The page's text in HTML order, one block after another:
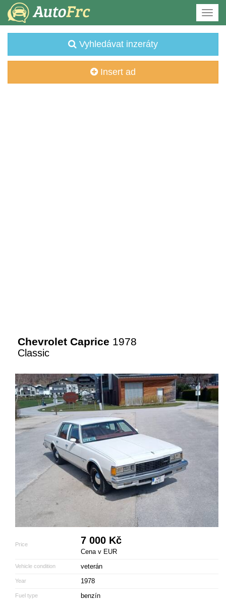
Vyhledávat inzeráty
Insert ad
Chevrolet Caprice 1978
Classic
Price 7 000 Kč
Cena v EUR
Vehicle condition veterán
Year 1978
Fuel type benzín